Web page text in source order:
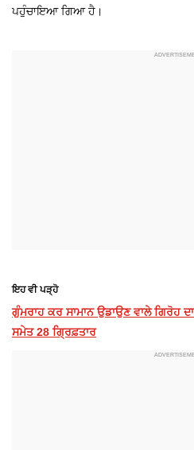
ਪਹੁੰਚਾਇਆ ਗਿਆ ਹੈ।
ਇਹ ਵੀ ਪੜ੍ਹੋ
ਗੁੰਮਰਾਹ ਕਰ ਸਾਮਾਨ ਉਡਾਉਣ ਵਾਲੇ ਗਿਰੋਹ
ਸਮੇਤ 28 ਗ੍ਰਿਫ਼ਤਾਰ